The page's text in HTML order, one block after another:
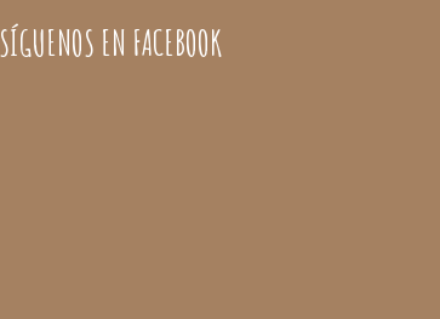
SÍGUENOS EN FACEBOOK